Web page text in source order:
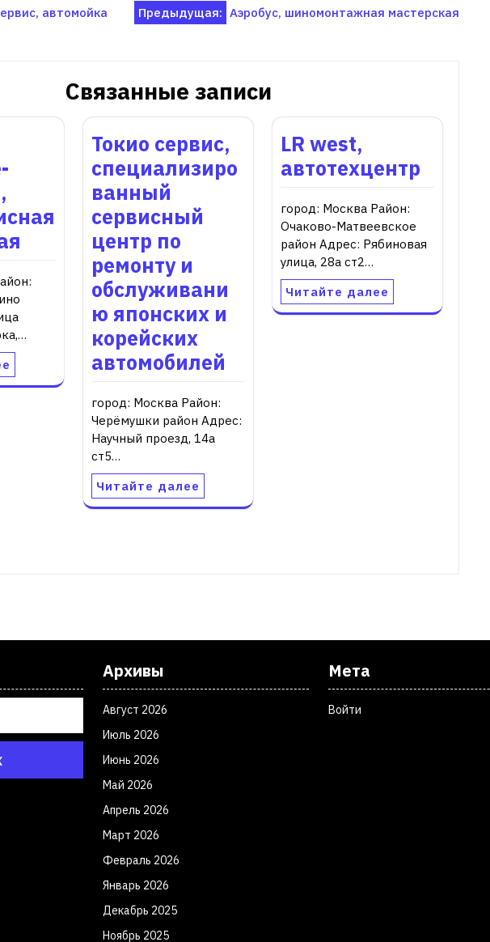
Предыдущая: Аэробус, шиномонтажная мастерская
автомойка
Связанные записи
Токио сервис,
специализиро
ванный
сервисный
центр по
ремонту и
обслуживани
ю японских и
корейских
автомобилей
город: Москва Район:
Черёмушки район Адрес:
Научный проезд, 14а
ст5…
Читайте далее
LR west,
автотехцентр
город: Москва Район:
Очаково-Матвеевское
район Адрес: Рябиновая
улица, 28а ст2…
Читайте далее
Архивы
Август 2026
Июль 2026
Июнь 2026
Май 2026
Апрель 2026
Март 2026
Февраль 2026
Январь 2026
Декабрь 2025
Ноябрь 2025
Мета
Войти